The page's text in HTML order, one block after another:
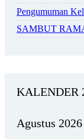
Pengumuman
SAMBUT
KALENDER
Agustus 2026